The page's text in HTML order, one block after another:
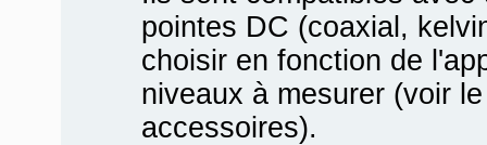
pointes DC (coaxial,
choisir en fonction de
niveaux à mesurer (voir
accessoires).